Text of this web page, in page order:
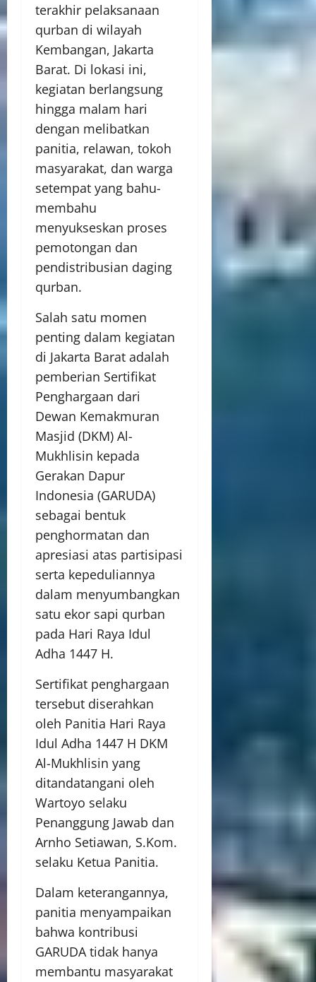
terakhir pelaksanaan
qurban di wilayah
Kembangan, Jakarta
Barat. Di lokasi ini,
kegiatan berlangsung
hingga malam hari
dengan melibatkan
panitia, relawan, tokoh
masyarakat, dan warga
setempat yang bahu-
membahu
menyukseskan proses
pemotongan dan
pendistribusian daging
qurban.
Salah satu momen
penting dalam kegiatan
di Jakarta Barat adalah
pemberian Sertifikat
Penghargaan dari
Dewan Kemakmuran
Masjid (DKM) Al-
Mukhlisin kepada
Gerakan Dapur
Indonesia (GARUDA)
sebagai bentuk
penghormatan dan
apresiasi atas partisipasi
serta kepeduliannya
dalam menyumbangkan
satu ekor sapi qurban
pada Hari Raya Idul
Adha 1447 H.
Sertifikat penghargaan
tersebut diserahkan
oleh Panitia Hari Raya
Idul Adha 1447 H DKM
Al-Mukhlisin yang
ditandatangani oleh
Wartoyo selaku
Penanggung Jawab dan
Arnho Setiawan, S.Kom.
selaku Ketua Panitia.
Dalam keterangannya,
panitia menyampaikan
bahwa kontribusi
GARUDA tidak hanya
membantu masyarakat